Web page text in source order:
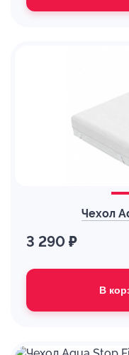
Чехол
3 290 ₽
В